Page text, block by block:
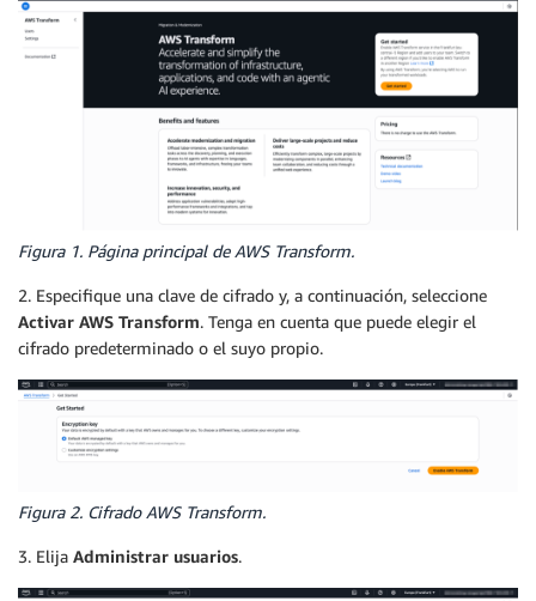
Figura 1. Página principal de AWS Transform.
2. Especifique una clave de cifrado y, a continuación, seleccione
Activar AWS Transform. Tenga en cuenta que puede elegir el
cifrado predeterminado o el suyo propio.
Figura 2. Cifrado AWS Transform.
3. Elija Administrar usuarios.